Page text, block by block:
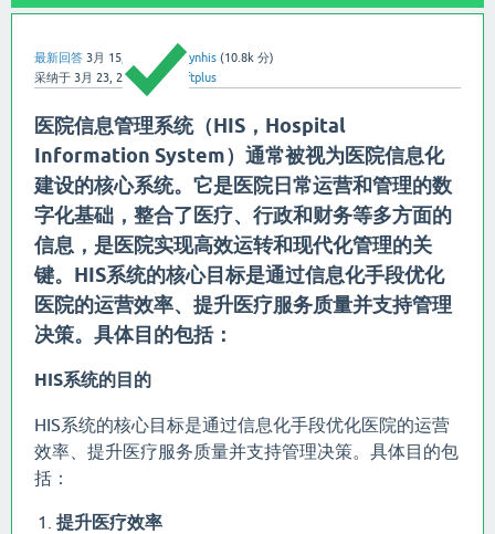
最新回答 3月 15, 2025 用户: ynhis (10.8k 分)
采纳于 3月 23, 2025 用户: softplus
医院信息管理系统（HIS，Hospital
Information System）通常被视为医院信息化
建设的核心系统。它是医院日常运营和管理的数
字化基础，整合了医疗、行政和财务等多方面的
信息，是医院实现高效运转和现代化管理的关
键。HIS系统的核心目标是通过信息化手段优化
医院的运营效率、提升医疗服务质量并支持管理
决策。具体目的包括：
HIS系统的目的
HIS系统的核心目标是通过信息化手段优化医院的运营
效率、提升医疗服务质量并支持管理决策。具体目的包
括：
提升医疗效率